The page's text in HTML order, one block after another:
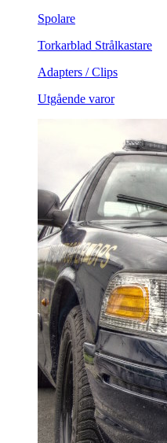
Spolare
Torkarblad Strålkastare
Adapters / Clips
Utgående varor